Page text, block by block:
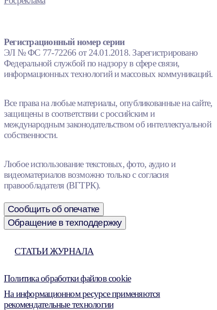
Регистрационный номер серии
ЭЛ № ФС 77-72266 от 24.01.2018. Зарегистрировано
Федеральной службой по надзору в сфере связи,
информационных технологий и массовых коммуникаций.
Все права на любые материалы, опубликованные на сайте,
защищены в соответствии с российским и
международным законодательством об интеллектуальной
собственности.
Любое использование текстовых, фото, аудио и
видеоматериалов возможно только с согласия
правообладателя (ВГТРК).
Сообщить об опечатке
Обращение в техподдержку
СТАТЬИ ЖУРНАЛА
Политика обработки файлов cookie
На информационном ресурсе применяются
рекомендательные технологии